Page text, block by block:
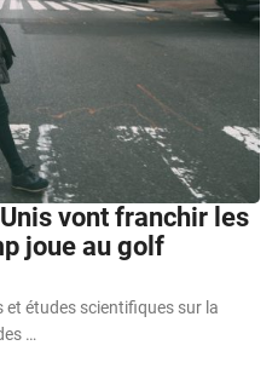
vont franchir les
joue au golf
études scientifiques sur la
…